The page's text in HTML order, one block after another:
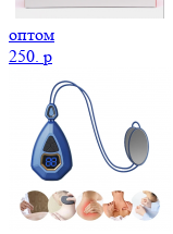
оптом
250. p